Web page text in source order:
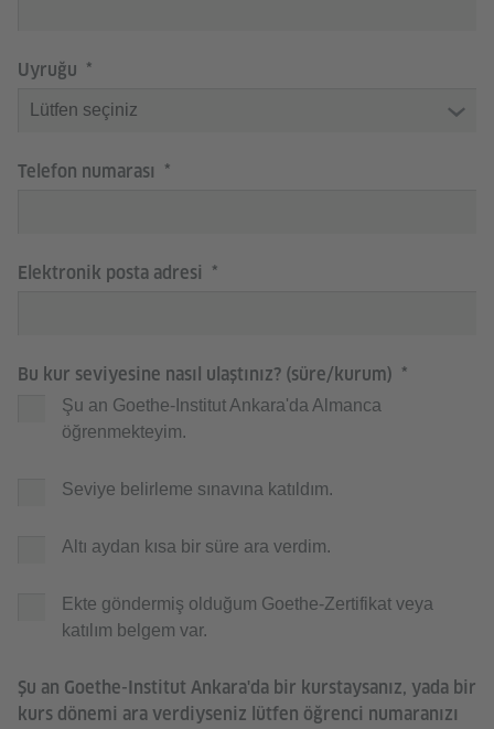
Uyruğu
Telefon numarası
Elektronik posta adresi
Bu kur seviyesine nasıl ulaştınız? (süre/kurum)
Şu an Goethe-Institut Ankara'da Almanca
öğrenmekteyim.
Seviye belirleme sınavına katıldım.
Altı aydan kısa bir süre ara verdim.
Ekte göndermiş olduğum Goethe-Zertifikat veya
katılım belgem var.
Şu an Goethe-Institut Ankara'da bir kurstaysanız, yada bir
kurs dönemi ara verdiyseniz lütfen öğrenci numaranızı